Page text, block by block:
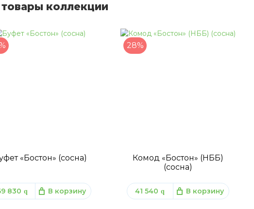
коллекции
«Бостон» (сосна)
830 q В корзину
28%
Комод «Бостон» (НББ)
(сосна)
41 540 q В корзину